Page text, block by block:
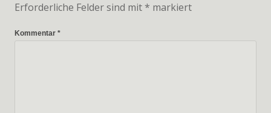
Erforderliche Felder sind mit * markiert
Kommentar *